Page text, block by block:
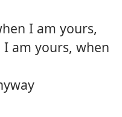
I am yours,
am yours, when